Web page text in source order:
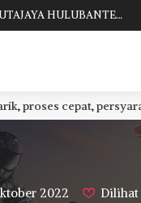
Ds. Babakan gebang cirebon Gebang udik cirebon Ciledug cirebon Karang wareng cirebon
cepat,
2022 Dilihat